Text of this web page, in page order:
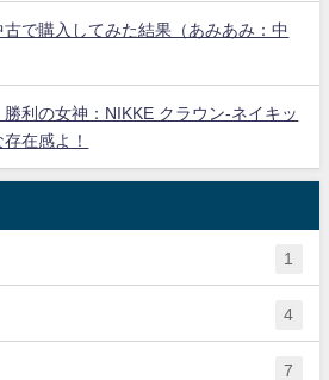
で購入してみた結果（あみあみ：中
勝利の女神：NIKKE クラウン-ネイキッ
在感よ！
1
4
7